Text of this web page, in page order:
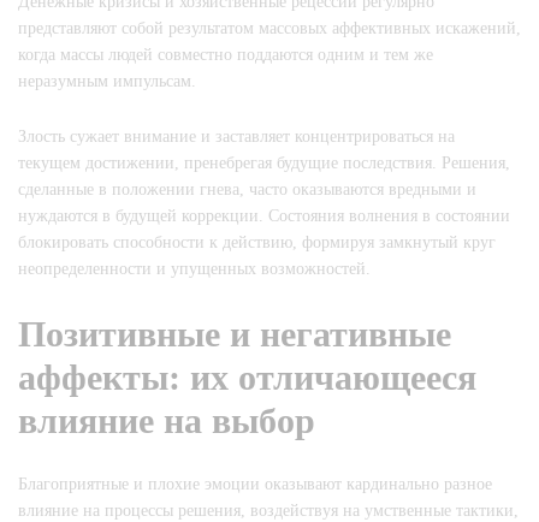
представляют собой результатом массовых аффективных искажений,
когда массы людей совместно поддаются одним и тем же
неразумным импульсам.
Злость сужает внимание и заставляет концентрироваться на
текущем достижении, пренебрегая будущие последствия. Решения,
сделанные в положении гнева, часто оказываются вредными и
нуждаются в будущей коррекции. Состояния волнения в состоянии
блокировать способности к действию, формируя замкнутый круг
неопределенности и упущенных возможностей.
Позитивные и негативные
аффекты: их отличающееся
влияние на выбор
Благоприятные и плохие эмоции оказывают кардинально разное
влияние на процессы решения, воздействуя на умственные тактики,